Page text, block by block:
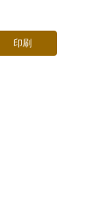
印刷